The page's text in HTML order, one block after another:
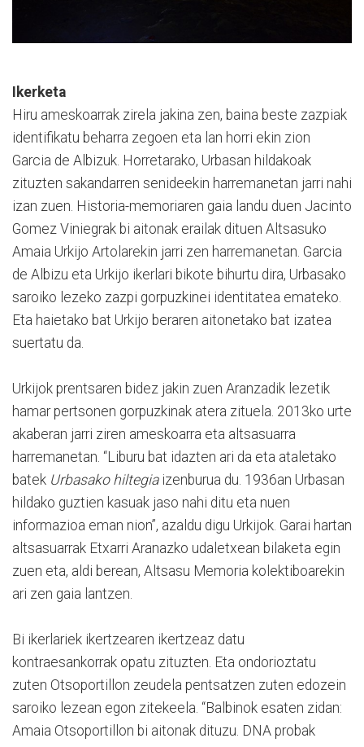
Ikerketa
Hiru ameskoarrak zirela jakina zen, baina beste zazpiak
identifikatu beharra zegoen eta lan horri ekin zion
Garcia de Albizuk. Horretarako, Urbasan hildakoak
zituzten sakandarren senideekin harremanetan jarri nahi
izan zuen. Historia-memoriaren gaia landu duen Jacinto
Gomez Viniegrak bi aitonak erailak dituen Altsasuko
Amaia Urkijo Artolarekin jarri zen harremanetan. Garcia
de Albizu eta Urkijo ikerlari bikote bihurtu dira, Urbasako
saroiko lezeko zazpi gorpuzkinei identitatea emateko.
Eta haietako bat Urkijo beraren aitonetako bat izatea
suertatu da.
Urkijok prentsaren bidez jakin zuen Aranzadik lezetik
hamar pertsonen gorpuzkinak atera zituela. 2013ko urte
akaberan jarri ziren ameskoarra eta altsasuarra
harremanetan. “Liburu bat idazten ari da eta ataletako
batek Urbasako hiltegiaizenburua du. 1936an Urbasan
hildako guztien kasuak jaso nahi ditu eta nuen
informazioa eman nion”, azaldu digu Urkijok. Garai hartan
altsasuarrak Etxarri Aranazko udaletxean bilaketa egin
zuen eta, aldi berean, Altsasu Memoria kolektiboarekin
ari zen gaia lantzen.
Bi ikerlariek ikertzearen ikertzeaz datu
kontraesankorrak opatu zituzten. Eta ondorioztatu
zuten Otsoportillon zeudela pentsatzen zuten edozein
saroiko lezean egon zitekeela. “Balbinok esaten zidan:
Amaia Otsoportillon bi aitonak dituzu. DNA probak